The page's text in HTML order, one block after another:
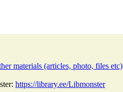
materials (articles, photo, files etc)
https://library.ee/Libmonster